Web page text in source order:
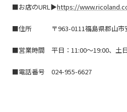
■お店のURL▶https://
■住所 〒963-0111福島県郡山市安
■営業時間 平日：11:00～19:00、土
■電話番号 024-955-6627